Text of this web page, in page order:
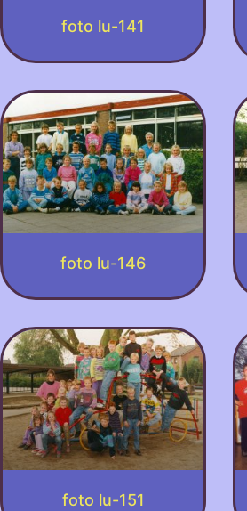
foto lu-141
foto lu-146
foto lu-151